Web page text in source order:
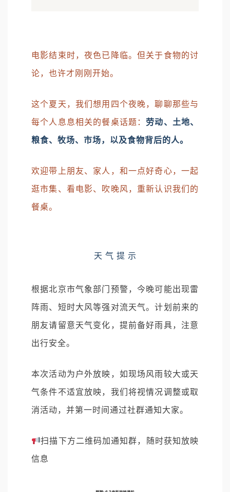
电影结束时，夜色已降临。但关于食物的讨
论，也许才刚刚开始。
这个夏天，我们想用四个夜晚，聊聊那些与
每个人息息相关的餐桌话题： 劳动、土地、
粮食、牧场、市场，以及食物背后的人。
欢迎带上朋友、家人，和一点好奇心，一起
逛市集、看电影、吹晚风，重新认识我们的
餐桌。
天 气 提 示
根据北京市气象部门预警，今晚可能出现雷
阵雨、短时大风等强对流天气。计划前来的
朋友请留意天气变化，提前备好雨具，注意
出行安全。
本次活动为户外放映，如现场风雨较大或天
气条件不适宜放映，我们将视情况调整或取
消活动，并第一时间通过社群通知大家。
扫描下方二维码加通知群，随时获知放映
信息